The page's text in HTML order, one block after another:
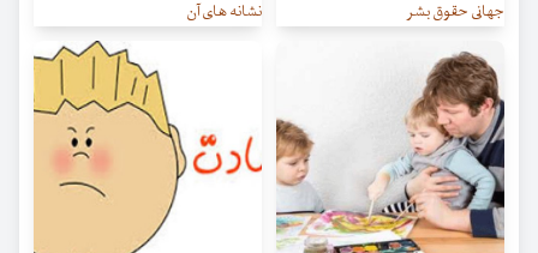
جهانی حقوق بشر
نشانه های آن